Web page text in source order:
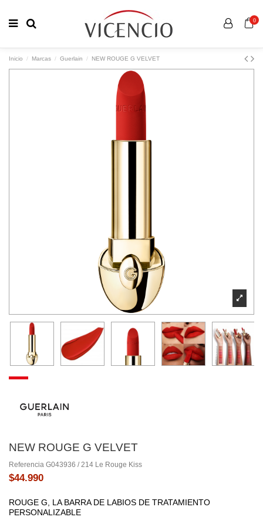
0
Inicio Marcas Guerlain NEW ROUGE G VELVET
NEW ROUGE G VELVET
Referencia G043936 / 214 Le Rouge Kiss
$44.990
ROUGE G, LA BARRA DE LABIOS DE TRATAMIENTO
PERSONALIZABLE